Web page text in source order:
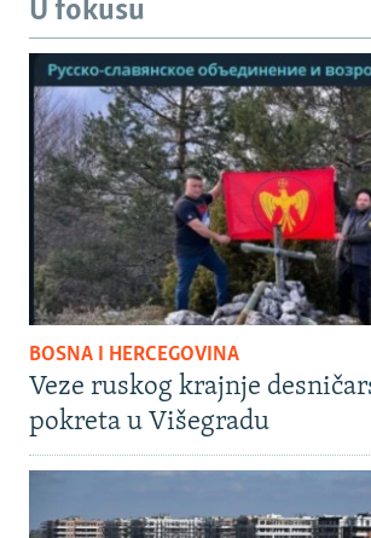
U fokusu
BOSNA I HERCEGOVINA
Veze ruskog krajnje
pokreta u Višegradu